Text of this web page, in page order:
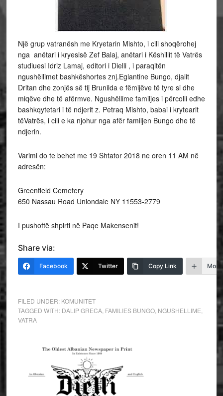
Një grup vatranësh me Kryetarin Mishto, i cili shoqërohej
nga anëtari i kryesisë Zef Balaj, anëtari i Këshillit të Vatrës
studiuesi Idriz Lamaj, editori i Dielli , i paraqitën
ngushëllimet bashkëshortes znj.Eglantine Bungo, djalit
Dritan dhe zonjës së tij Brunilda e fëmijëve të tyre si dhe
miqëve dhe të afërmve. Ngushëllime familjes i përcolli edhe
bashkqytetari i të ndjerit z. Petraq Mishto, babai i krytearit
tëVatrës, i cili e ka njohur nga afër familjen Bungo dhe të
ndjerin.
Varimi do te behet me 19 Shtator 2018 ne oren 11 AM në
adresën:
Greenfield Cemetery
650 Nassau Road Uniondale NY 11553-2779
I pushoftë shpirti në Paqe Makensenit!
Share via:
Facebook Twitter Copy Link More
FILED UNDER: KOMUNITET
TAGGED WITH: DALIP GRECA, FAMILIES BUNGO, NGUSHELLIME
VATRA